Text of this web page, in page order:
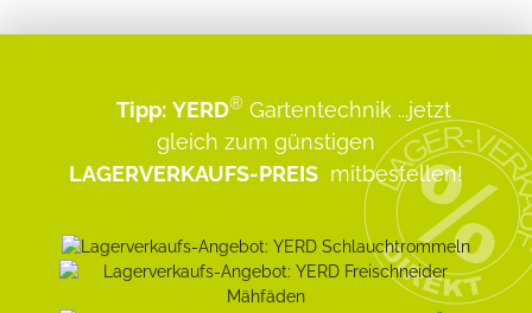
Tipp: YERD® Gartentechnik ...jetzt
gleich zum günstigen
LAGERVERKAUFS-PREIS mitbestellen!